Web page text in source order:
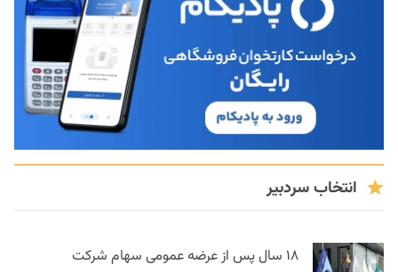
انتخاب سردبیر
۱۸ سال پس از عرضه عمومی سهام شرکت